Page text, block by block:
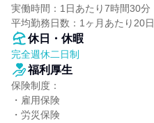
実働時間：1日あたり7時間30分
平均勤務日数：1ヶ月あたり20日
休日・休暇
完全週休二日制
福利厚生
保険制度：
・雇用保険
・労災保険